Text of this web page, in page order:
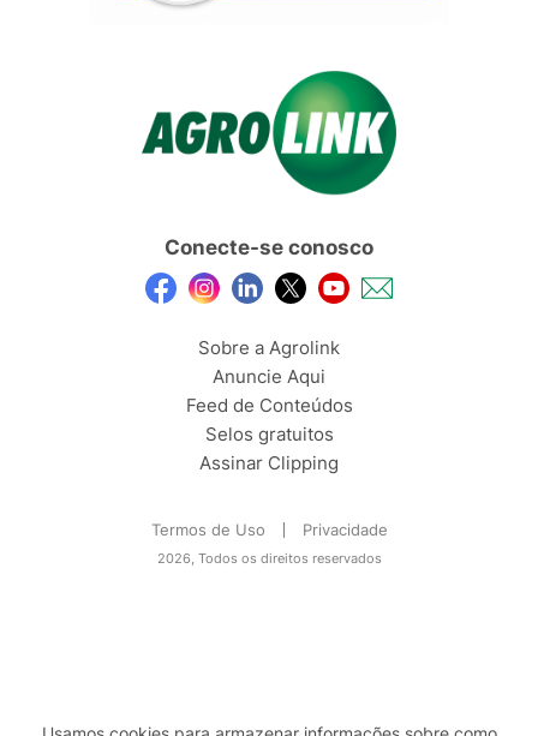
Conecte-se conosco
Sobre a Agrolink
Anuncie Aqui
Feed de Conteúdos
Selos gratuitos
Assinar Clipping
Termos de Uso Privacidade
2026, Todos os direitos reservados